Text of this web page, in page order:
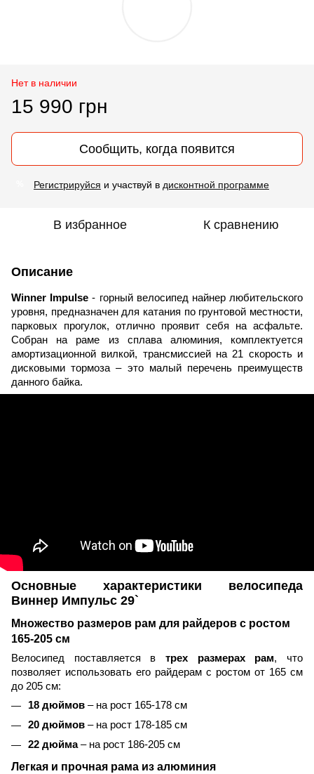
Нет в наличии
15 990 грн
Сообщить, когда появится
Регистрируйся и участвуй в дисконтной программе
В избранное К сравнению
Описание
Winner Impulse - горный велосипед найнер любительского
уровня, предназначен для катания по грунтовой местности,
парковых прогулок, отлично проявит себя на асфальте.
Собран на раме из сплава алюминия, комплектуется
амортизационной вилкой, трансмиссией на 21 скорость и
дисковыми тормоза – это малый перечень преимуществ
данного байка.
Основные характеристики велосипеда
Виннер Импульс 29`
Множество размеров рам для райдеров с ростом
165-205 см
Велосипед поставляется в трех размерах рам, что
позволяет использовать его райдерам с ростом от 165 см
до 205 см:
18 дюймов – на рост 165-178 см
20 дюймов – на рост 178-185 см
22 дюйма– на рост 186-205 см
Легкая и прочная рама из алюминия